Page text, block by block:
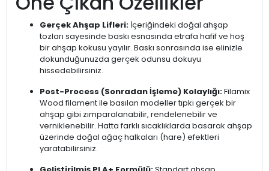
Gerçek Ahşap Lifleri: İçeriğindeki doğal ahşap
tozları sayesinde baskı esnasında etrafa hafif ve hoş
bir ahşap kokusu yayılır. Baskı sonrasında ise elinizle
dokunduğunuzda gerçek odunsu dokuyu
hissedebilirsiniz.
Post-Process (Sonradan İşleme) Kolaylığı:Filamix
Wood filament ile basılan modeller tıpkı gerçek bir
ahşap gibi zımparalanabilir, rendelenebilir ve
verniklenebilir. Hatta farklı sıcaklıklarda basarak ahşap
üzerinde doğal ağaç halkaları (hare) efektleri
yaratabilirsiniz.